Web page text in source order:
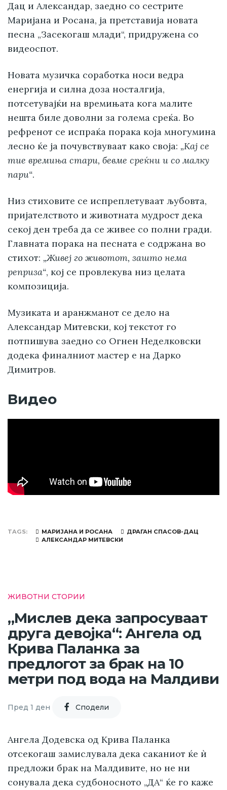
Дац и Александар, заедно со сестрите
Маријана и Росана, ја претставија новата
песна „Засекогаш млади“, придружена со
видеоспот.
Новата музичка соработка носи ведра
енергија и силна доза носталгија,
потсетувајќи на времињата кога малите
нешта биле доволни за голема среќа. Во
рефренот се испраќа порака која многумина
лесно ќе ја почувствуваат како своја: „Кај се
тие времиња стари, бевме среќни и со малку
пари“.
Низ стиховите се испреплетуваат љубовта,
пријателството и животната мудрост дека
секој ден треба да се живее со полни гради.
Главната порака на песната е содржана во
стихот: „Живеј го животот, зашто нема
реприза“, кој се провлекува низ целата
композиција.
Музиката и аранжманот се дело на
Александар Митевски, кој текстот го
потпишува заедно со Огнен Неделковски
додека финалниот мастер е на Дарко
Димитров.
Видео
TAGS МАРИЈАНА И РОСАНА
ДРАГАН СПАСОВ-ДАЦ
АЛЕКСАНДАР МИТЕВСКИ
ЖИВОТНИ СТОРИИ
„Мислев дека запросуваат
друга девојка“: Ангела од
Крива Паланка за
предлогот за брак на 10
метри под вода на Малдиви
Пред 1 ден Cподели
Ангела Додевска од Крива Паланка
отсекогаш замислувала дека саканиот ќе ѝ
предложи брак на Малдивите, но не ни
сонувала дека судбоносното „ДА“ ќе го каже